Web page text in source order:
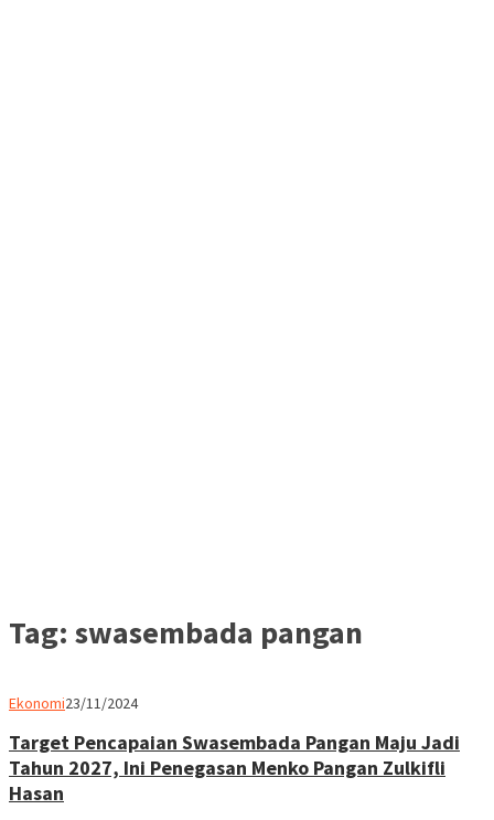
Tag: swasembada pangan
EkonomiParlemen
23/11/2024
Target Pencapaian Swasembada Pangan Maju Jadi
Tahun 2027, Ini Penegasan Menko Pangan Zulkifli
Hasan